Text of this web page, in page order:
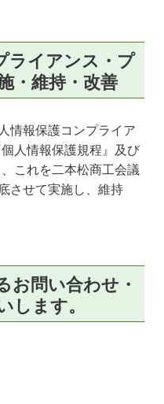
ライアンス・プ
・維持・改善
情報保護コンプライア
人情報保護規程』及び
これを二本松商工会議
させて実施し、維持
お問い合わせ・
します。